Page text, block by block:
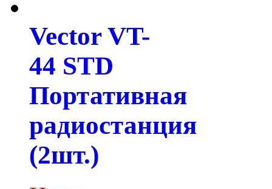
Vector VT-
44 STD
Портативная
радиостанция
(2шт.)